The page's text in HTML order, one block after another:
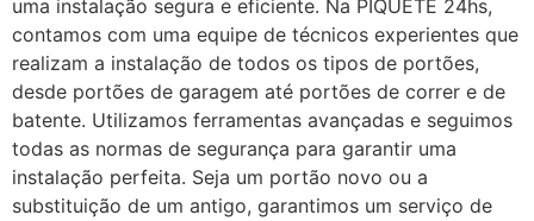
uma instalação segura e eficiente. Na PIQUETE 24hs,
contamos com uma equipe de técnicos experientes que
realizam a instalação de todos os tipos de portões,
desde portões de garagem até portões de correr e de
batente. Utilizamos ferramentas avançadas e seguimos
todas as normas de segurança para garantir uma
instalação perfeita. Seja um portão novo ou a
substituição de um antigo, garantimos um serviço de